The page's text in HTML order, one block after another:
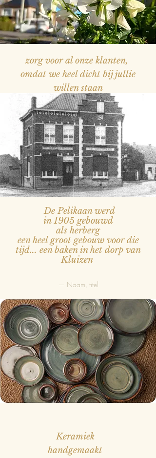
zorg voor al onze klanten,
omdat we heel dicht bij jullie
willen staan
— Naam, titel
De Pelikaan werd
in 1905 gebouwd
als herberg
een heel groot gebouw voor die
tijd... een baken in het dorp van
Kluizen
— Naam, titel
Keramiek
handgemaakt